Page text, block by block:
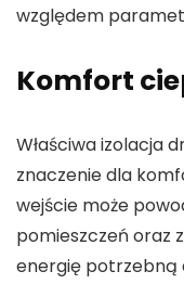
względem
Komfort
Właściwa izolacja
znaczenie dla
wejście może
pomieszczeń oraz
energię potrzebną